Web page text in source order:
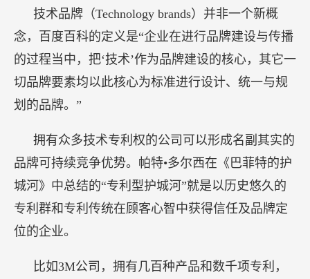
技术品牌（Technology brands）并非一个新概
念，百度百科的定义是“企业在进行品牌建设与传播
的过程当中，把‘技术’作为品牌建设的核心，其它一
切品牌要素均以此核心为标准进行设计、统一与规
划的品牌。”
拥有众多技术专利权的公司可以形成名副其实的
品牌可持续竞争优势。帕特•多尔西在《巴菲特的护
城河》中总结的“专利型护城河”就是以历史悠久的
专利群和专利传统在顾客心智中获得信任及品牌定
位的企业。
比如3M公司，拥有几百种产品和数千项专利，